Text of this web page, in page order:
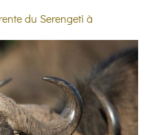
du Serengeti à